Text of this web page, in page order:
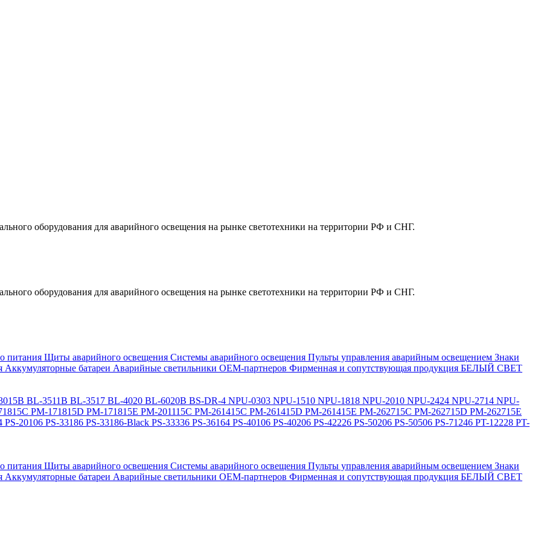
оборудования для аварийного освещения на рынке светотехники на территории РФ и СНГ.
оборудования для аварийного освещения на рынке светотехники на территории РФ и СНГ.
питания Щиты аварийного освещения Системы аварийного освещения Пульты управления аварийным освещением Знаки
Аккумуляторные батареи Аварийные светильники ОЕМ-партнеров Фирменная и сопутствующая продукция БЕЛЫЙ СВЕТ
BL-3511B BL-3517 BL-4020 BL-6020B BS-DR-4 NPU-0303 NPU-1510 NPU-1818 NPU-2010 NPU-2424 NPU-2714 NPU-
PM-171815D PM-171815E PM-201115C PM-261415C PM-261415D PM-261415E PM-262715C PM-262715D PM-262715E
PS-20106 PS-33186 PS-33186-Black PS-33336 PS-36164 PS-40106 PS-40206 PS-42226 PS-50206 PS-50506 PS-71246 PT-12228 PT-
питания Щиты аварийного освещения Системы аварийного освещения Пульты управления аварийным освещением Знаки
Аккумуляторные батареи Аварийные светильники ОЕМ-партнеров Фирменная и сопутствующая продукция БЕЛЫЙ СВЕТ